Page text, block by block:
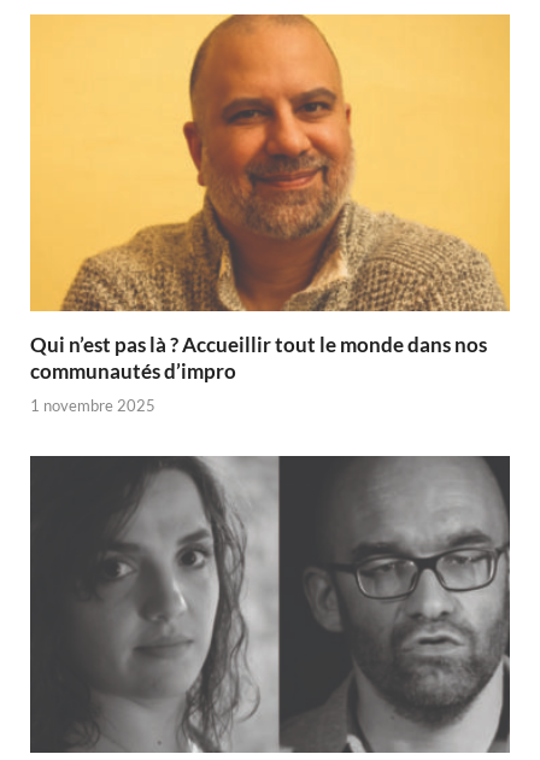
Qui n’est pas là ? Accueillir tout le monde dans nos
communautés d’impro
1 novembre 2025